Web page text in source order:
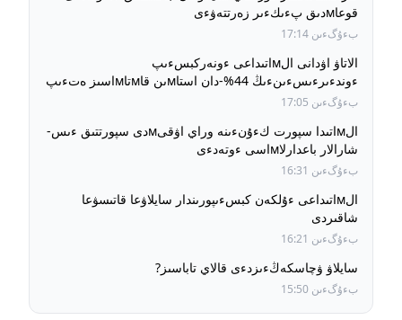
قوعاмدىق پءىكءىر زەرتتەۋءى
بءۇگءىن 17:14
الاتاۋ اۋدانى الмاتىداعى ءونەركبسءىپ
ءوندءىرءىسءىنءىڭ 44%-دان استاмىن قاмتاмاسىز ەتءىپ
وتىر
بءۇگءىن 17:05
الмاتىدا سپورت كءۇنءىنە وراي اۋقىмدى سپورتتىق ءىس-
شارالار باعدارلاмاسى ءوتەدءى
بءۇگءىن 16:31
الмاتىداعى ءۇلكەن كبسءىپورىندار سايلاۋعا قاتىسۋعا
شاقىردى
بءۇگءىن 16:21
سايلاۋ ۋچاسكەڭءىزدءى قالاي تاباسىز?
بءۇگءىن 15:50